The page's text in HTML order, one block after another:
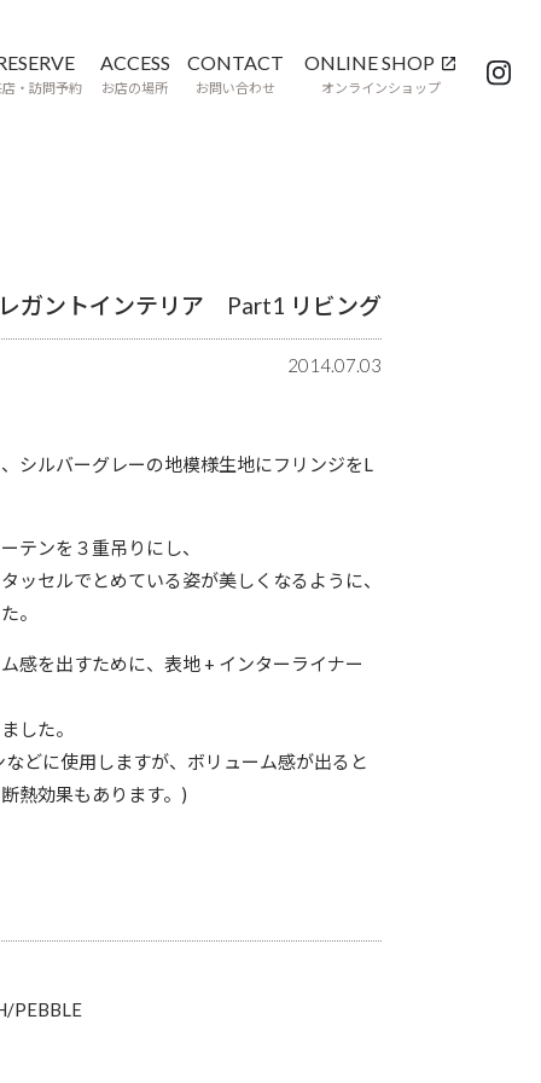
店・訪問予約
ACCESS
お店の場所
CONTACT
お問い合わせ
ONLINE SHOP
オンラインショップ
ガントインテリア Part1 リビング
2014.07.03
シルバーグレーの地模様生地にフリンジをL
テンを３重吊りにし、
ッセルでとめている姿が美しくなるように、
。
感を出すために、表地 + インターライナー
した。
どに使用しますが、ボリューム感が出ると
熱効果もあります。)
PEBBLE